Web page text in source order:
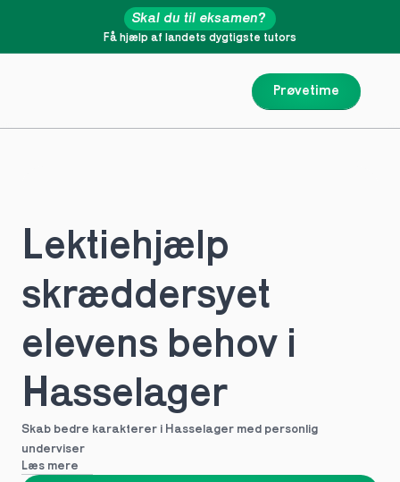
Prøvetime
Få hjælp af landets dygtigste tutors
Skal du til eksamen?
Lektiehjælp
skræddersyet
elevens behov i
Hasselager
Skab bedre karakterer i Hasselager med personlig
underviser
Læs mere